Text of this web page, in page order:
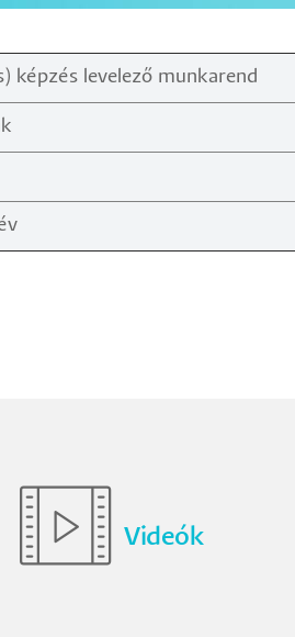
képzés levelező munkarend
Videók